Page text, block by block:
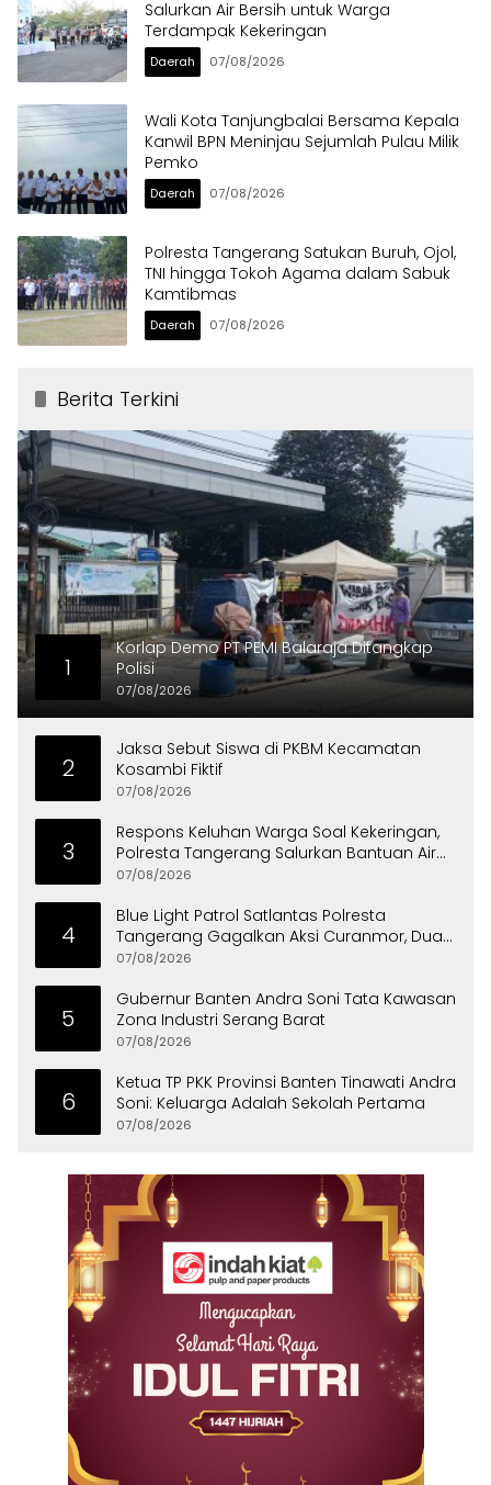
Salurkan Air Bersih untuk Warga
Terdampak Kekeringan
Daerah 07/08/2026
Wali Kota Tanjungbalai Bersama Kepala
Kanwil BPN Meninjau Sejumlah Pulau Milik
Pemko
Daerah 07/08/2026
Polresta Tangerang Satukan Buruh, Ojol,
TNI hingga Tokoh Agama dalam Sabuk
Kamtibmas
Daerah 07/08/2026
Berita Terkini
1
Korlap Demo PT PEMI Balaraja Ditangkap
Polisi
07/08/2026
2
Jaksa Sebut Siswa di PKBM Kecamatan
Kosambi Fiktif
07/08/2026
3
Respons Keluhan Warga Soal Kekeringan,
Polresta Tangerang Salurkan Bantuan Air
Bersih ke Panongan
07/08/2026
4
Blue Light Patrol Satlantas Polresta
Tangerang Gagalkan Aksi Curanmor, Dua
Pria Diamankan
07/08/2026
5
Gubernur Banten Andra Soni Tata Kawasan
Zona Industri Serang Barat
07/08/2026
6
Ketua TP PKK Provinsi Banten Tinawati Andra
Soni: Keluarga Adalah Sekolah Pertama
07/08/2026